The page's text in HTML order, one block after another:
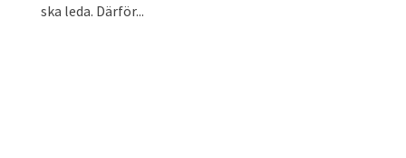
ska leda. Därför...